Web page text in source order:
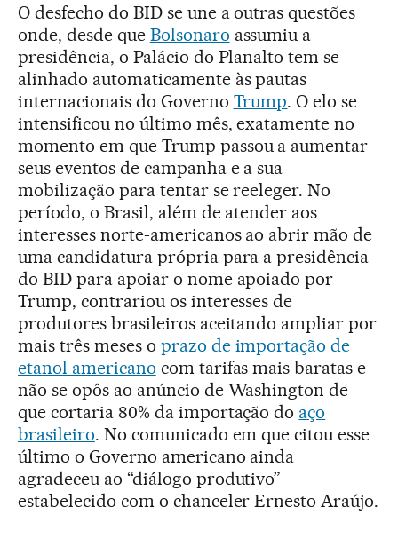
O desfecho do BID se une a outras questões
onde, desde que Bolsonaro assumiu a
presidência, o Palácio do Planalto tem se
alinhado automaticamente às pautas
internacionais do Governo Trump. O elo se
intensificou no último mês, exatamente no
momento em que Trump passou a aumentar
seus eventos de campanha e a sua
mobilização para tentar se reeleger. No
período, o Brasil, além de atender aos
interesses norte-americanos ao abrir mão de
uma candidatura própria para a presidência
do BID para apoiar o nome apoiado por
Trump, contrariou os interesses de
produtores brasileiros aceitando ampliar por
mais três meses o prazo de importação de
etanol americano com tarifas mais baratas e
não se opôs ao anúncio de Washington de
que cortaria 80% da importação do aço
brasileiro. No comunicado em que citou esse
último o Governo americano ainda
agradeceu ao “diálogo produtivo”
estabelecido com o chanceler Ernesto Araújo.